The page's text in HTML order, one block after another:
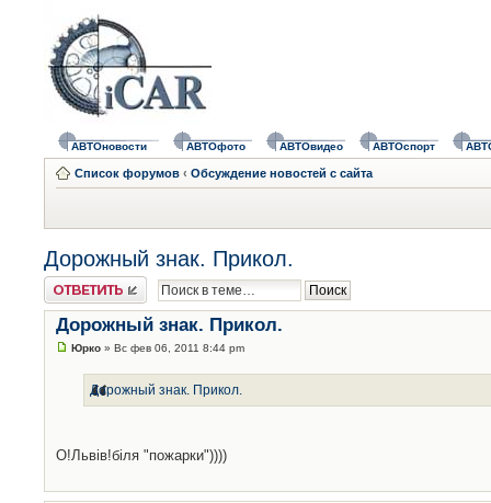
АВТОновости АВТОфото АВТОвидео АВТОспорт
Список форумов ‹ Обсуждение новостей с сайта
Дорожный знак. Прикол.
Ответить
Дорожный знак. Прикол.
Юрко » Вс фев 06, 2011 8:44 pm
Дорожный знак. Прикол.
О!Львів!біля "пожарки"))))